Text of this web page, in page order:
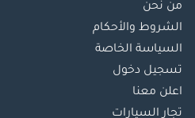
من نحن
الشروط والأحكام
السياسة الخاصة
تسجيل دخول
اعلن معنا
تجار السيارات